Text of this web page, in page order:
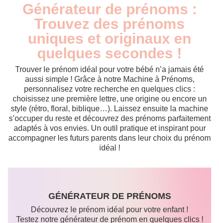
Générateur de prénoms :
Trouvez des prénoms
uniques et originaux en
quelques secondes !
Trouver le prénom idéal pour votre bébé n’a jamais été
aussi simple ! Grâce à notre Machine à Prénoms,
personnalisez votre recherche en quelques clics :
choisissez une première lettre, une origine ou encore un
style (rétro, floral, biblique…). Laissez ensuite la machine
s’occuper du reste et découvrez des prénoms parfaitement
adaptés à vos envies. Un outil pratique et inspirant pour
accompagner les futurs parents dans leur choix du prénom
idéal !
GÉNÉRATEUR DE PRÉNOMS
Découvrez le prénom idéal pour votre enfant !
Testez notre générateur de prénom en quelques clics !